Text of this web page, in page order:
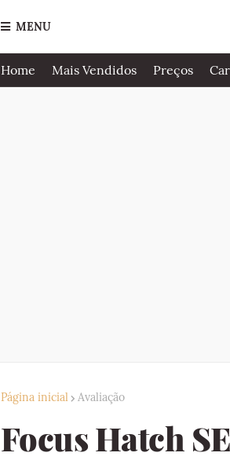
MENU
Home Mais Vendidos Preços
Página inicial Avaliação
Focus Hatch